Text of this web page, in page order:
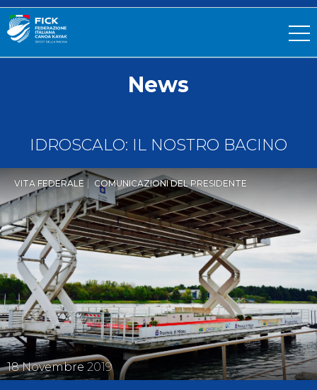
News
IDROSCALO: IL NOSTRO BACINO
18Novembre 2019
VITA FEDERALE COMUNICAZIONI DEL PRESIDENTE